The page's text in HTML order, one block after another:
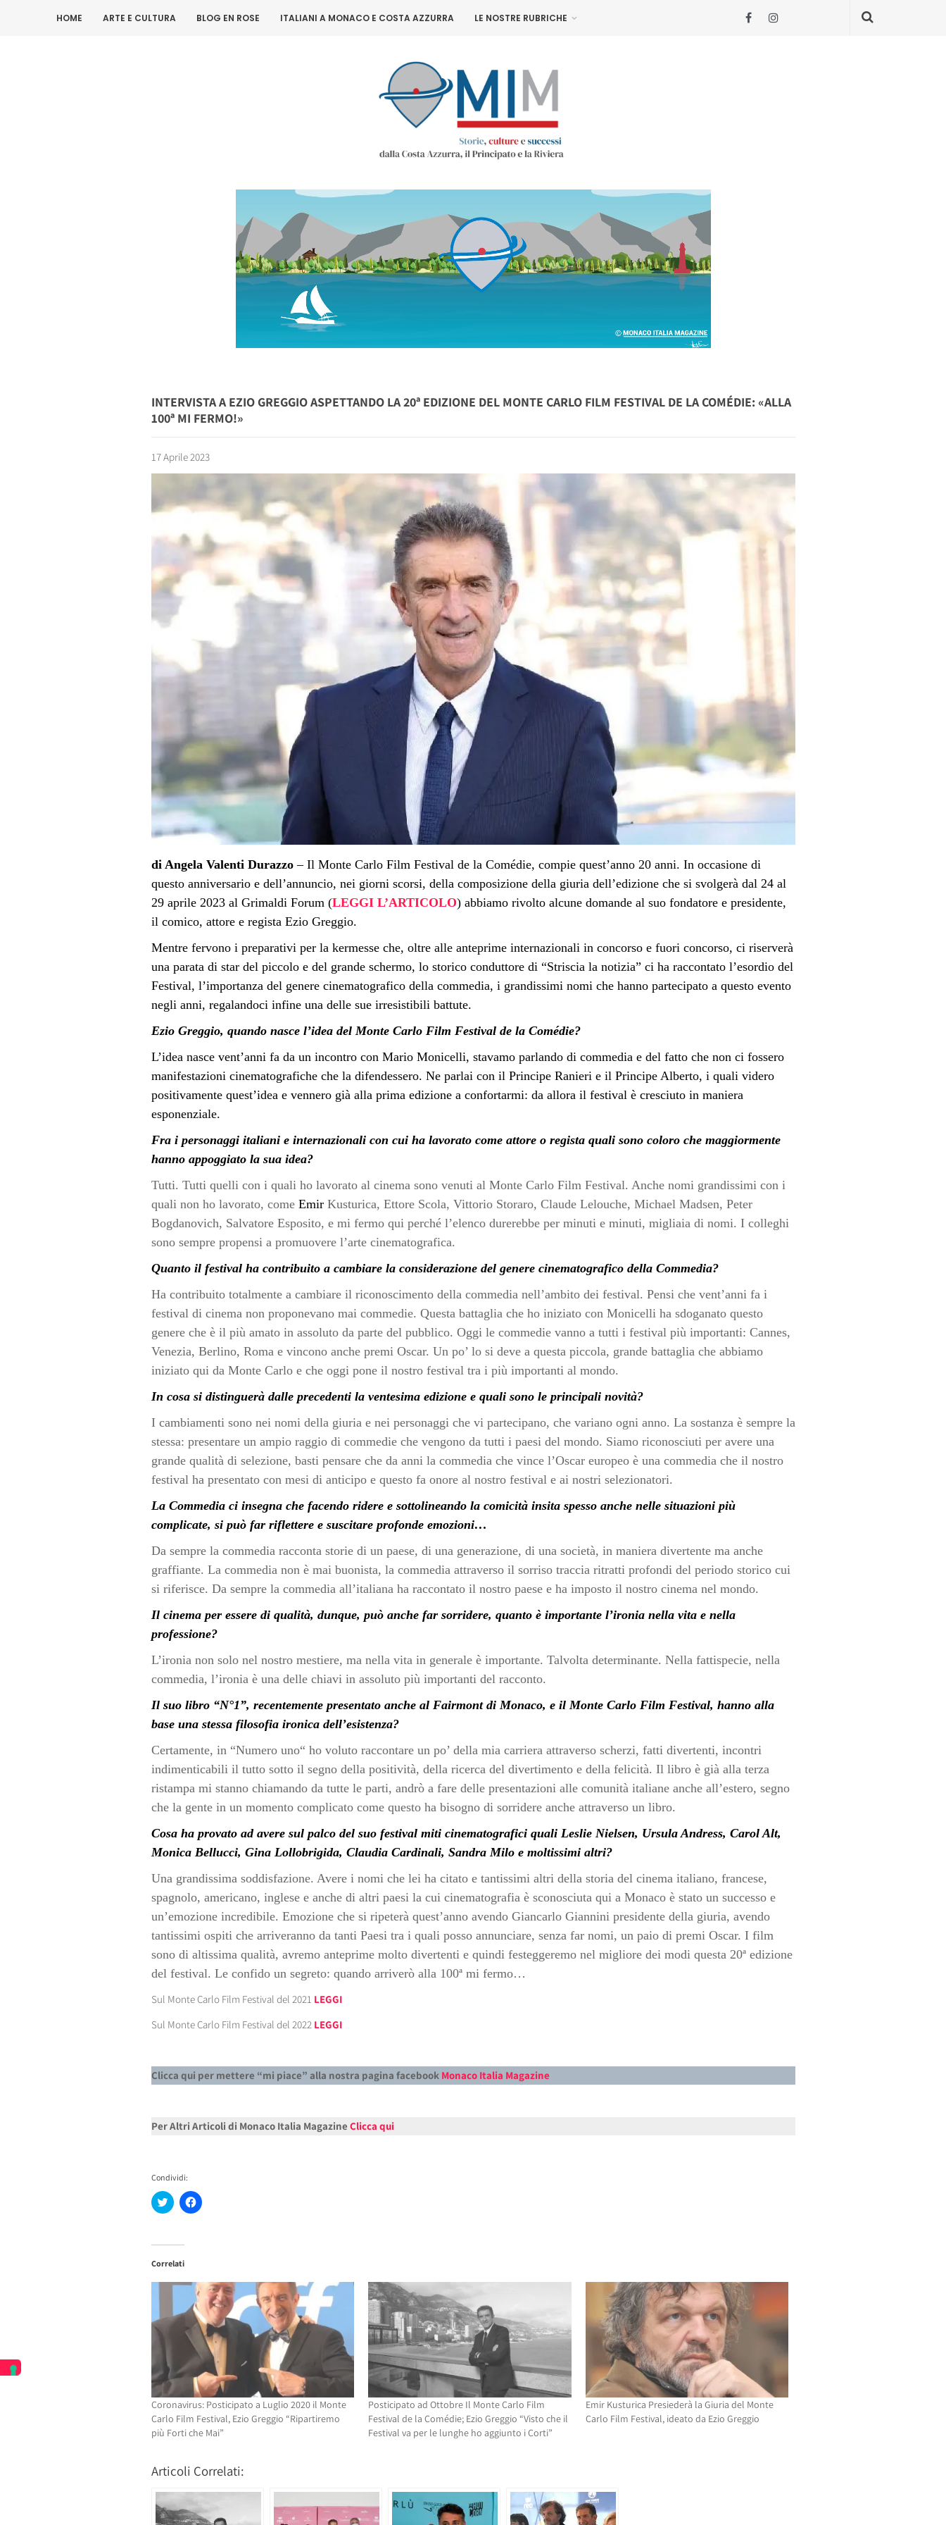
HOME ARTE E CULTURA BLOG EN ROSE ITALIANI A MONACO E COSTA AZZURRA LE NOSTRE RUBRICHE
INTERVISTA A EZIO GREGGIO ASPETTANDO LA 20ª EDIZIONE DEL MONTE CARLO FILM FESTIVAL DE LA COMÉDIE: «ALLA
100ª MI FERMO!»
17 Aprile 2023
di Angela Valenti Durazzo– Il Monte Carlo Film Festival de la Comédie, compie quest’anno 20 anni. In occasione di
questo anniversario e dell’annuncio, nei giorni scorsi, della composizione della giuria dell’edizione che si svolgerà dal 24 al
29 aprile 2023 al Grimaldi Forum (LEGGI L’ARTICOLO) abbiamo rivolto alcune domande al suo fondatore e presidente,
il comico, attore e regista Ezio Greggio.
Mentre fervono i preparativi per la kermesse che, oltre alle anteprime internazionali in concorso e fuori concorso, ci riserverà
una parata di star del piccolo e del grande schermo, lo storico conduttore di “Striscia la notizia” ci ha raccontato l’esordio del
Festival, l’importanza del genere cinematografico della commedia, i grandissimi nomi che hanno partecipato a questo evento
negli anni, regalandoci infine una delle sue irresistibili battute.
Ezio Greggio, quando nasce l’idea del Monte Carlo Film Festival de la Comédie?
L’idea nasce vent’anni fa da un incontro con Mario Monicelli, stavamo parlando di commedia e del fatto che non ci fossero
manifestazioni cinematografiche che la difendessero. Ne parlai con il Principe Ranieri e il Principe Alberto, i quali videro
positivamente quest’idea e vennero già alla prima edizione a confortarmi: da allora il festival è cresciuto in maniera
esponenziale.
Fra i personaggi italiani e internazionali con cui ha lavorato come attore o regista quali sono coloro che maggiormente
hanno appoggiato la sua idea?
Tutti. Tutti quelli con i quali ho lavorato al cinema sono venuti al Monte Carlo Film Festival. Anche nomi grandissimi con i
quali non ho lavorato, come Emir Kusturica, Ettore Scola, Vittorio Storaro, Claude Lelouche, Michael Madsen, Peter
Bogdanovich, Salvatore Esposito, e mi fermo qui perché l’elenco durerebbe per minuti e minuti, migliaia di nomi. I colleghi
sono sempre propensi a promuovere l’arte cinematografica.
Quanto il festival ha contribuito a cambiare la considerazione del genere cinematografico della Commedia?
Ha contribuito totalmente a cambiare il riconoscimento della commedia nell’ambito dei festival. Pensi che vent’anni fa i
festival di cinema non proponevano mai commedie. Questa battaglia che ho iniziato con Monicelli ha sdoganato questo
genere che è il più amato in assoluto da parte del pubblico. Oggi le commedie vanno a tutti i festival più importanti: Cannes,
Venezia, Berlino, Roma e vincono anche premi Oscar. Un po’ lo si deve a questa piccola, grande battaglia che abbiamo
iniziato qui da Monte Carlo e che oggi pone il nostro festival tra i più importanti al mondo.
In cosa si distinguerà dalle precedenti la ventesima edizione e quali sono le principali novità?
I cambiamenti sono nei nomi della giuria e nei personaggi che vi partecipano, che variano ogni anno. La sostanza è sempre la
stessa: presentare un ampio raggio di commedie che vengono da tutti i paesi del mondo. Siamo riconosciuti per avere una
grande qualità di selezione, basti pensare che da anni la commedia che vince l’Oscar europeo è una commedia che il nostro
festival ha presentato con mesi di anticipo e questo fa onore al nostro festival e ai nostri selezionatori.
La Commedia ci insegna che facendo ridere e sottolineando la comicità insita spesso anche nelle situazioni più
complicate, si può far riflettere e suscitare profonde emozioni…
Da sempre la commedia racconta storie di un paese, di una generazione, di una società, in maniera divertente ma anche
graffiante. La commedia non è mai buonista, la commedia attraverso il sorriso traccia ritratti profondi del periodo storico cui
si riferisce. Da sempre la commedia all’italiana ha raccontato il nostro paese e ha imposto il nostro cinema nel mondo.
Il cinema per essere di qualità, dunque, può anche far sorridere, quanto è importante l’ironia nella vita e nella
professione?
L’ironia non solo nel nostro mestiere, ma nella vita in generale è importante. Talvolta determinante. Nella fattispecie, nella
commedia, l’ironia è una delle chiavi in assoluto più importanti del racconto.
Il suo libro “N°1”, recentemente presentato anche al Fairmont di Monaco, e il Monte Carlo Film Festival, hanno alla
base una stessa filosofia ironica dell’esistenza?
Certamente, in “Numero uno“ ho voluto raccontare un po’ della mia carriera attraverso scherzi, fatti divertenti, incontri
indimenticabili il tutto sotto il segno della positività, della ricerca del divertimento e della felicità. Il libro è già alla terza
ristampa mi stanno chiamando da tutte le parti, andrò a fare delle presentazioni alle comunità italiane anche all’estero, segno
che la gente in un momento complicato come questo ha bisogno di sorridere anche attraverso un libro.
Cosa ha provato ad avere sul palco del suo festival miti cinematografici quali Leslie Nielsen, Ursula Andress, Carol Alt,
Monica Bellucci, Gina Lollobrigida, Claudia Cardinali, Sandra Milo e moltissimi altri?
Una grandissima soddisfazione. Avere i nomi che lei ha citato e tantissimi altri della storia del cinema italiano, francese,
spagnolo, americano, inglese e anche di altri paesi la cui cinematografia è sconosciuta qui a Monaco è stato un successo e
un’emozione incredibile. Emozione che si ripeterà quest’anno avendo Giancarlo Giannini presidente della giuria, avendo
tantissimi ospiti che arriveranno da tanti Paesi tra i quali posso annunciare, senza far nomi, un paio di premi Oscar. I film
sono di altissima qualità, avremo anteprime molto divertenti e quindi festeggeremo nel migliore dei modi questa 20ª edizione
del festival. Le confido un segreto: quando arriverò alla 100ª mi fermo…
Sul Monte Carlo Film Festival del 2021 LEGGI
Sul Monte Carlo Film Festival del 2022 LEGGI
Clicca qui per mettere “mi piace” alla nostra pagina facebook Monaco Italia Magazine
Per Altri Articoli di Monaco Italia Magazine Clicca qui
Condividi:
Fai
clic
su
(Si
in
nuova
finestra)
Fai
clic
una
nuova
finestra)
Correlati
Coronavirus: Posticipato a Luglio 2020 il Monte
Carlo Film Festival, Ezio Greggio “Ripartiremo
più Forti che Mai”
Posticipato ad Ottobre Il Monte Carlo Film
Festival de la Comédie; Ezio Greggio “Visto che il
Festival va per le lunghe ho aggiunto i Corti”
Emir Kusturica Presiederà la Giuria del Monte
Carlo Film Festival, ideato da Ezio Greggio
Articoli Correlati: